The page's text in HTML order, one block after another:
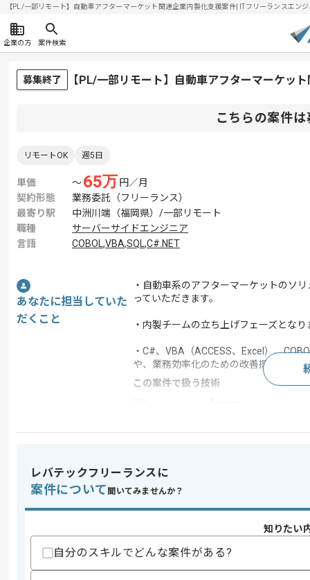
【PL/一部リモート】自動車アフターマーケット関連企業内製化支援案件| ITフリーランスエ
企業の方 案件検索
募集終了 【PL/一部リモート】自動車アフターマーケッ
こちらの案件
リモートOK 週5日
単価 〜65万 円／月
契約形態
業務委託（フリーランス）
最寄り駅
中洲川端（福岡県）/一部リモート
職種
サーバーサイドエンジニア
言語
COBOL ,VBA,SQL ,C#.NET
あなたに担当していた
だくこと
・自動車系のアフターマーケットのソ
っていただきます。
・内製チームの立ち上げフェーズとな
・C#、VBA（ACCESS、Excel）、
や、業務効率化のための改善提案を行っ
この案件で扱う技術
スキル
・上流工程に関する知見
歓迎スキル
スキルに不安がある方へ
上記に似た経験やスキルをお持ちであれば申
レバテックフリーランスに
案件について 聞いてみませんか？
知りたい
自分のスキルでどんな案件がある?